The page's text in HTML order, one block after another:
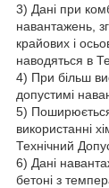
3) Дані при
навантажень,
крайових і
наводяться в
4) При більш
допустимі
5)
використанні
Технічний
6) Дані
бетоні з